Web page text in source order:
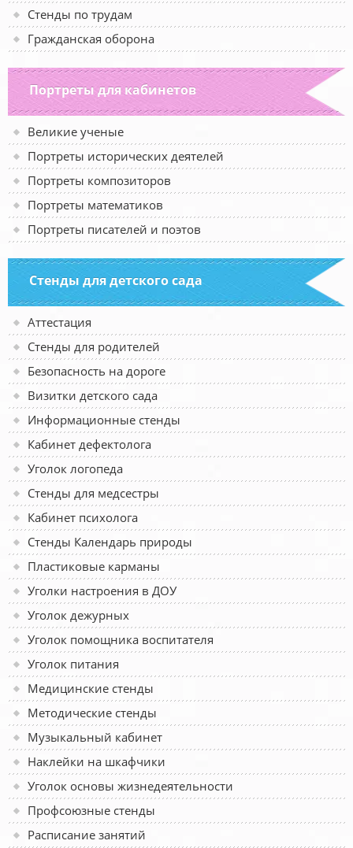
Стенды по трудам
Гражданская оборона
Портреты для кабинетов
Великие ученые
Портреты исторических деятелей
Портреты композиторов
Портреты математиков
Портреты писателей и поэтов
Стенды для детского сада
Аттестация
Стенды для родителей
Безопасность на дороге
Визитки детского сада
Информационные стенды
Кабинет дефектолога
Уголок логопеда
Стенды для медсестры
Кабинет психолога
Стенды Календарь природы
Пластиковые карманы
Уголки настроения в ДОУ
Уголок дежурных
Уголок помощника воспитателя
Уголок питания
Медицинские стенды
Методические стенды
Музыкальный кабинет
Наклейки на шкафчики
Уголок основы жизнедеятельности
Профсоюзные стенды
Расписание занятий